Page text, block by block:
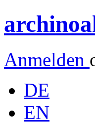
Anmelden
DE
EN